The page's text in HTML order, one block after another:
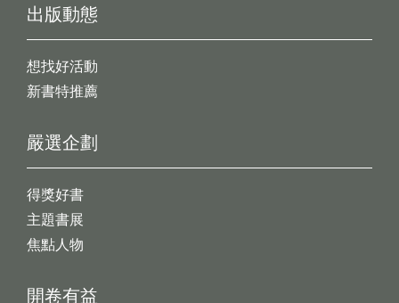
出版動態
想找好活動
新書特推薦
開卷有益
嚴選企劃
得獎好書
主題書展
焦點人物